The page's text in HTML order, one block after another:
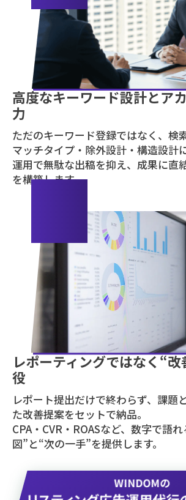
高度なキーワード設計とア
力
ただのキーワード登録ではなく、検
マッチタイプ・除外設計・構造設計
運用で無駄な出稿を抑え、成果に直
を構築します。
レポーティングではなく“
役
レポート提出だけで終わらず、課題
た改善提案をセットで納品。
CPA・CVR・ROASなど、数字で語
図”と“次の一手”を提供します。
WINDOMの